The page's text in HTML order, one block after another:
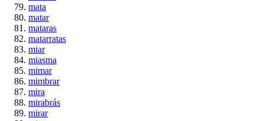
mata
matar
mataras
matarratas
miar
miasma
mimar
mimbrar
mira
mirabrás
mirar